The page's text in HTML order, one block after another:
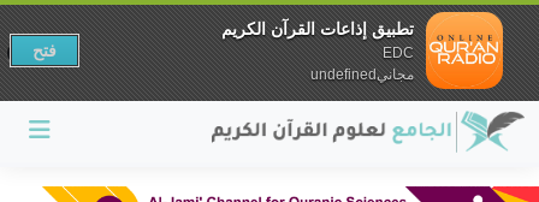
تطبيق إذاعات القرآن الكريم
EDC
مجانيundefined
فتح